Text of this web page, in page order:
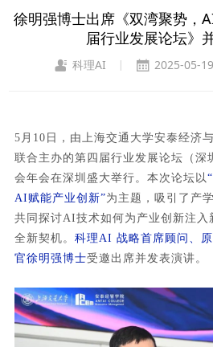
徐明强博士出席《双湾聚势，
届行业发展论坛》
科理AI | 2025-05-19
5月10日，由上海交通大学安泰经济
联合主办的第四届行业发展论坛（深
会年会在深圳盛大举行。本次论坛以
AI赋能产业创新”为主题，吸引了产
共同探讨AI技术如何为产业创新注入
全新契机。 科理AI 战略首席顾问、
官徐明强博士受邀出席并发表演讲。